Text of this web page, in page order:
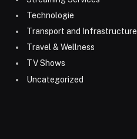
Technologie
Transport and Infrastructure
Travel & Wellness
TV Shows
Uncategorized